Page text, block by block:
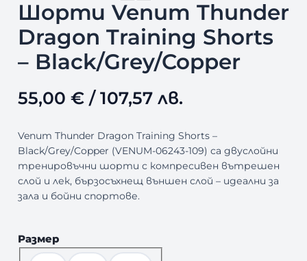
Шорти Venum Thunder
Dragon Training Shorts
– Black/Grey/Copper
55,00 €/ 107,57 лв.
Venum Thunder Dragon Training Shorts –
Black/Grey/Copper (VENUM-06243-109) са двуслойни
тренировъчни шорти с компресивен вътрешен
слой и лек, бързосъхнещ външен слой – идеални за
зала и бойни спортове.
Размер